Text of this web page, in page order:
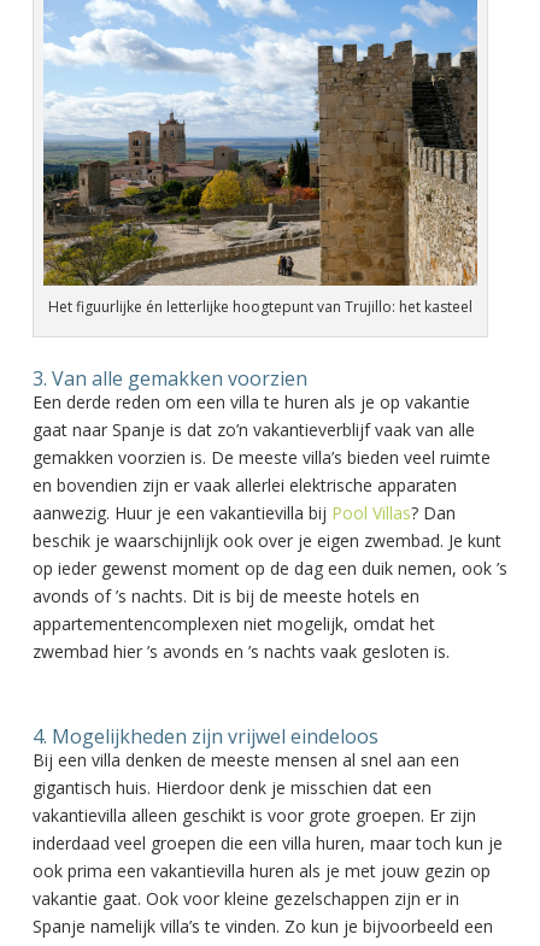
Het figuurlijke én letterlijke hoogtepunt van Trujillo: het kasteel
3. Van alle gemakken voorzien
Een derde reden om een villa te huren als je op vakantie
gaat naar Spanje is dat zo’n vakantieverblijf vaak van alle
gemakken voorzien is. De meeste villa’s bieden veel ruimte
en bovendien zijn er vaak allerlei elektrische apparaten
aanwezig. Huur je een vakantievilla bij Pool Villas? Dan
beschik je waarschijnlijk ook over je eigen zwembad. Je kunt
op ieder gewenst moment op de dag een duik nemen, ook ’s
avonds of ’s nachts. Dit is bij de meeste hotels en
appartementencomplexen niet mogelijk, omdat het
zwembad hier ’s avonds en ’s nachts vaak gesloten is.
4. Mogelijkheden zijn vrijwel eindeloos
Bij een villa denken de meeste mensen al snel aan een
gigantisch huis. Hierdoor denk je misschien dat een
vakantievilla alleen geschikt is voor grote groepen. Er zijn
inderdaad veel groepen die een villa huren, maar toch kun je
ook prima een vakantievilla huren als je met jouw gezin op
vakantie gaat. Ook voor kleine gezelschappen zijn er in
Spanje namelijk villa’s te vinden. Zo kun je bijvoorbeeld een